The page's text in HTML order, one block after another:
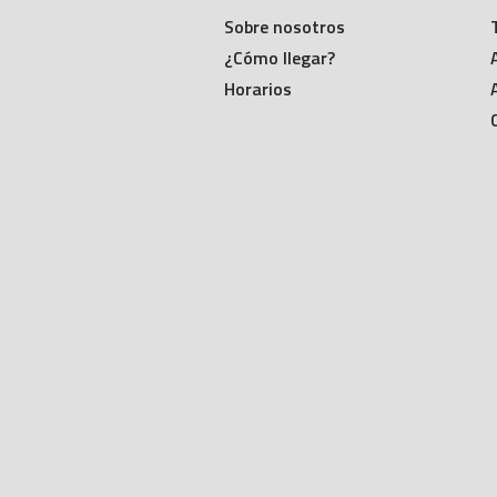
Sobre nosotros
¿Cómo llegar?
Horarios